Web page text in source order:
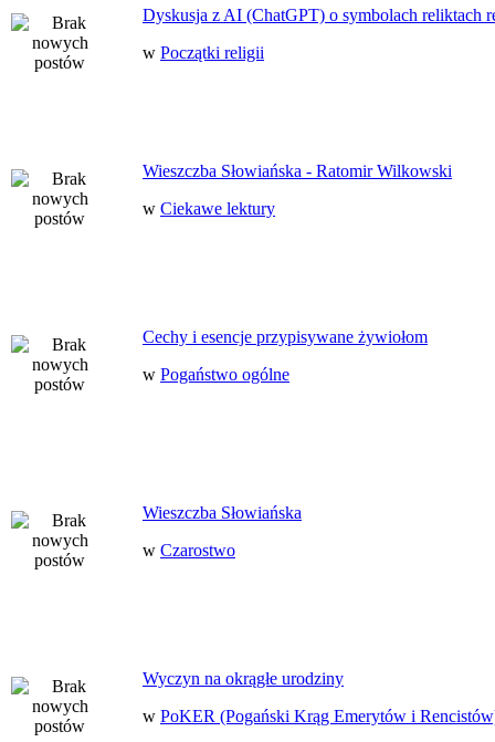
Dyskusja z AI (ChatGPT) o symbolach reliktach
w Początki religii
Wieszczba Słowiańska - Ratomir Wilkowski
w Ciekawe lektury
Cechy i esencje przypisywane żywiołom
w Pogaństwo ogólne
Wieszczba Słowiańska
w Czarostwo
Wyczyn na okrągłe urodziny
w PoKER (Pogański Krąg Emerytów i